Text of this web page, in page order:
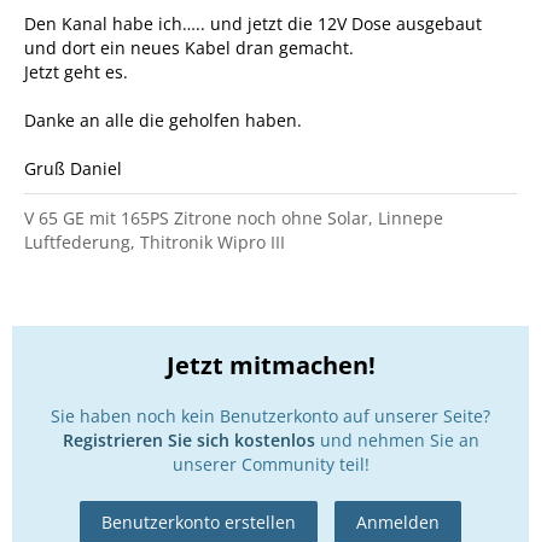
Den Kanal habe ich….. und jetzt die 12V Dose ausgebaut
und dort ein neues Kabel dran gemacht.
Jetzt geht es.
Danke an alle die geholfen haben.
Gruß Daniel
V 65 GE mit 165PS Zitrone noch ohne Solar, Linnepe
Luftfederung, Thitronik Wipro III
Jetzt mitmachen!
Sie haben noch kein Benutzerkonto auf unserer Seite?
Registrieren Sie sich kostenlosund nehmen Sie an
unserer Community teil!
Benutzerkonto erstellen Anmelden